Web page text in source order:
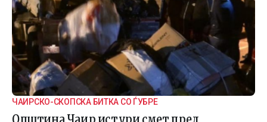
ЧАИРСКО-СКОПСКА БИТКА СО ЃУБРЕ